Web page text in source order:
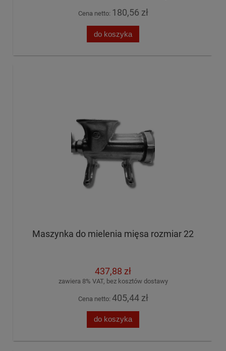
Cena netto: 180,56 zł
do koszyka
Maszynka do mielenia mięsa rozmiar 22
437,88 zł
zawiera 8% VAT, bez kosztów dostawy
Cena netto: 405,44 zł
do koszyka